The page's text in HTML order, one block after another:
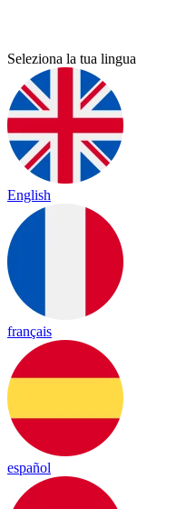
Seleziona la tua lingua
English
français
español